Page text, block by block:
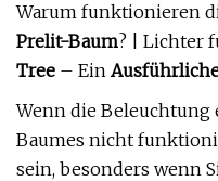
Warum funktionieren
Prelit-Baum? | Lichter
Tree – Ein
Wenn die
Baumes nicht
sein, besonders wenn